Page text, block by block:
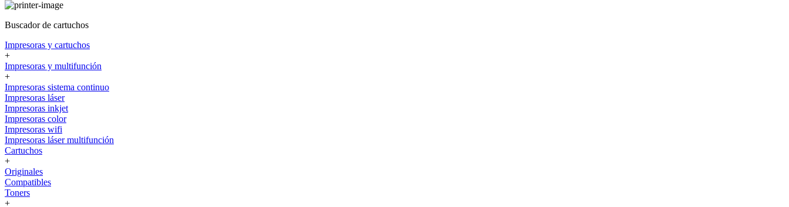
Buscador de cartuchos
Impresoras y cartuchos
+
Impresoras y multifunción
+
Impresoras sistema continuo
Impresoras láser
Impresoras inkjet
Impresoras color
Impresoras wifi
Impresoras láser multifunción
Cartuchos
+
Originales
Compatibles
Toners
+